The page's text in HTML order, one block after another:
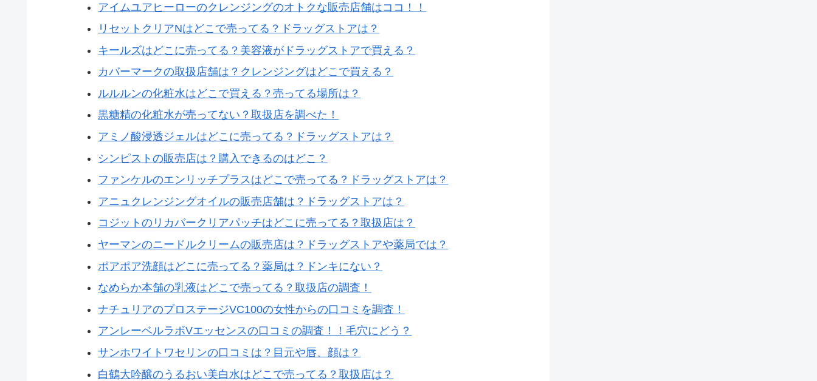
アイムユアヒーローのクレンジングのオトクな販売店舗はココ！！
リセットクリアNはどこで売ってる？ドラッグストアは？
キールズはどこに売ってる？美容液がドラッグストアで買える？
カバーマークの取扱店舗は？クレンジングはどこで買える？
ルルルンの化粧水はどこで買える？売ってる場所は？
黒糖精の化粧水が売ってない？取扱店を調べた！
アミノ酸浸透ジェルはどこに売ってる？ドラッグストアは？
シンピストの販売店は？購入できるのはどこ？
ファンケルのエンリッチプラスはどこで売ってる？ドラッグストアは？
アニュクレンジングオイルの販売店舗は？ドラッグストアは？
コジットのリカバークリアパッチはどこに売ってる？取扱店は？
ヤーマンのニードルクリームの販売店は？ドラッグストアや薬局では？
ポアポア洗顔はどこに売ってる？薬局は？ドンキにない？
なめらか本舗の乳液はどこで売ってる？取扱店の調査！
ナチュリアのプロステージVC100の女性からの口コミを調査！
アンレーベルラボVエッセンスの口コミの調査！！毛穴にどう？
サンホワイトワセリンの口コミは？目元や唇、顔は？
白鶴大吟醸のうるおい美白水はどこで売ってる？取扱店は？